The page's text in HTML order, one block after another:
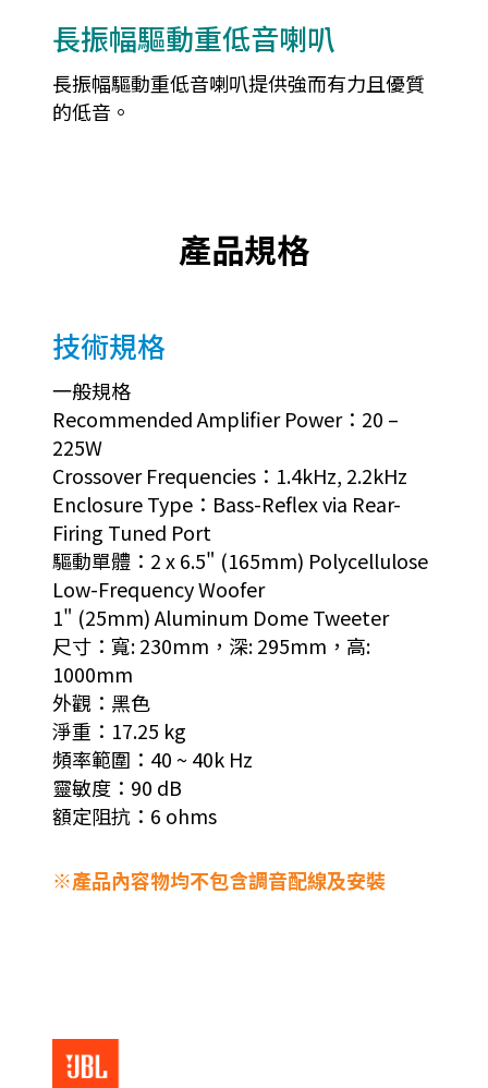
長振幅驅動重低音喇叭
長振幅驅動重低音喇叭提供強而有力且優質
的低音。
產品規格
技術規格
一般規格
Recommended Amplifier Power：20 –
225W
Crossover Frequencies：1.4kHz, 2.2kHz
Enclosure Type：Bass-Reflex via Rear-
Firing Tuned Port
驅動單體：2 x 6.5" (165mm) Polycellulose
Low-Frequency Woofer
1" (25mm) Aluminum Dome Tweeter
尺寸：寬: 230mm，深: 295mm，高:
1000mm
外觀：黑色
淨重：17.25 kg
頻率範圍：40 ~ 40k Hz
靈敏度：90 dB
額定阻抗：6 ohms
※產品內容物均不包含調音配線及安裝